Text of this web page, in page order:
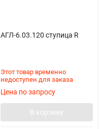
АГЛ-6.03.120 ступица R
Этот товар временно
недоступен для заказа
Цена по запросу
В корзину